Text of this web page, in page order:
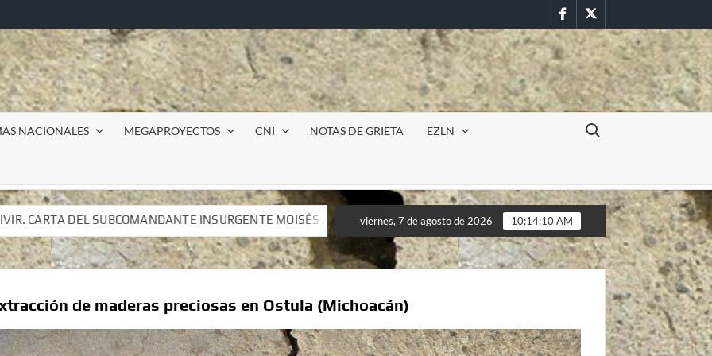
FacebookTwitter
NACIONALES MEGAPROYECTOS CNI NOTAS DE GRIETA EZLN
Buscar:
INSURGENTE MOISÉS A LUIS DE TAVIRA
Incursión militar en la UAEM (Morelos) durante paro estudiantil por
INSURGENTE MOISÉS A LUIS DE TAVIRA
Incursión militar en la UAEM (Morelos) durante paro estudiantil por
viernes, 7 de agosto de 2026 10:14:12 AM
de maderas preciosas en Ostula (Michoacán)